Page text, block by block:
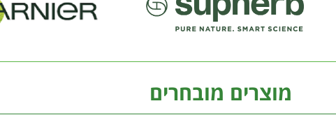
מוצרים מובחרים